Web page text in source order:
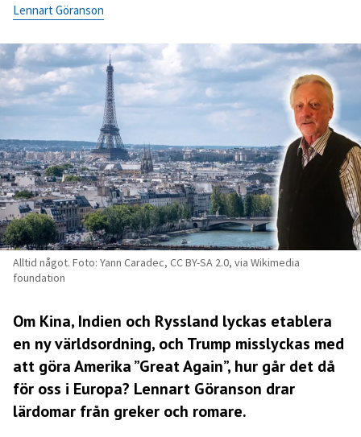
Lennart Göranson
Alltid något. Foto: Yann Caradec, CC BY-SA 2.0, via Wikimedia
foundation
Om Kina, Indien och Ryssland lyckas etablera
en ny världsordning, och Trump misslyckas med
att göra Amerika ”Great Again”, hur går det då
för oss i Europa? Lennart Göranson drar
lärdomar från greker och romare.